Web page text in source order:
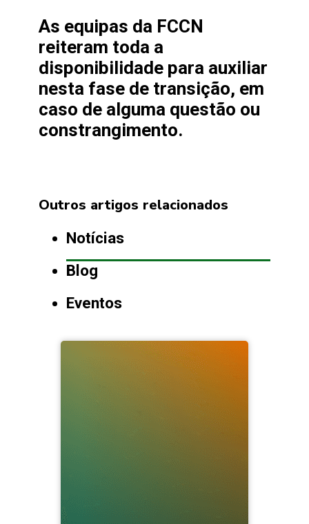
As equipas da FCCN
reiteram toda a
disponibilidade para auxiliar
nesta fase de transição, em
caso de alguma questão ou
constrangimento.
Outros artigos relacionados
Notícias
Blog
Eventos